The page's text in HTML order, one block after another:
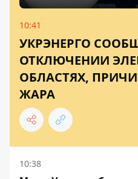
10:41
УКРЭНЕРГО
ОТКЛЮЧЕНИИ
ОБЛАСТЯХ,
ЖАРА
10:38